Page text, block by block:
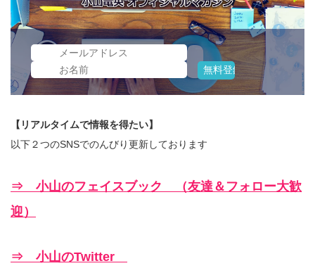
【リアルタイムで情報を得たい】
以下２つのSNSでのんびり更新しております
⇒ 小山のフェイスブック （友達＆フォロー大歓
迎）
⇒ 小山のTwitter